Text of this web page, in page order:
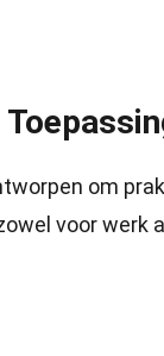
om
voor werk